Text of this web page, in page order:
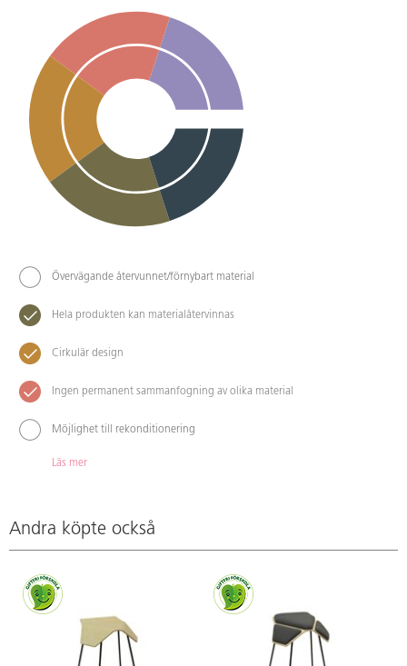
Övervägande återvunnet/förnybart material
Hela produkten kan materialåtervinnas
Cirkulär design
Ingen permanent sammanfogning av olika material
Möjlighet till rekonditionering
Läs mer
Andra köpte också